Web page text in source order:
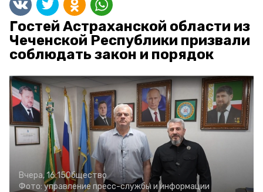
Гостей Астраханской области из
Чеченской Республики призвали
соблюдать закон и порядок
Вчера, 16:15Общество
Фото: управление пресс-службы и информации